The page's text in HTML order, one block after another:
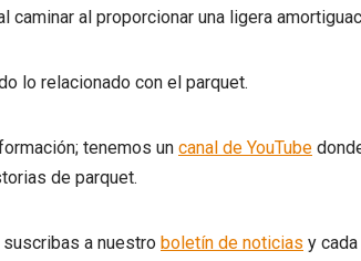
al proporcionar una ligera
lo relacionado con el parquet.
tenemos un canal de YouTube
de parquet.
a nuestro boletín de noticias y